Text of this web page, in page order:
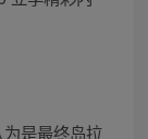
是最终岛拉